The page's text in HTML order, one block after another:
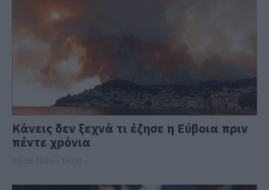
Κάνεις δεν ξεχνά τι έζησε η Εύβοια πριν
πέντε χρόνια